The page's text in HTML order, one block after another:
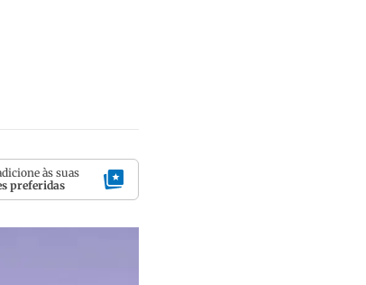
às suas
preferidas